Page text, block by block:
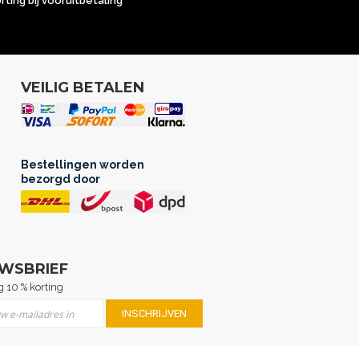
VEILIG BETALEN
Bestellingen worden
bezorgd door
10 % korting
INSCHRIJVEN